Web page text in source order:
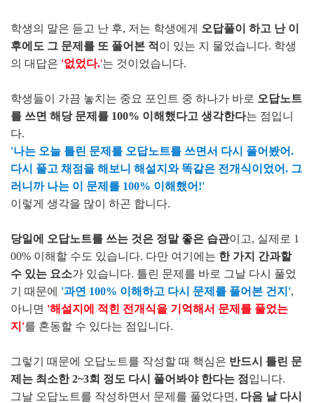
학생의 말은 듣고 난 후, 저는 학생에게
오답풀이 하고 난 이
후에도 그 문제를 또 풀어본 적 이 있는 지 물었습니다. 학생
의 대답은 '없었다.'는 것이었습니다.
학생들이 가끔 놓치는 중요 포인트 중 하나가 바로 오답노트
를 쓰면 해당 문제를 100% 이해했다고 생각한다는 점입니
다.
'나는 오늘 틀린 문제를 오답노트를 쓰면서 다시 풀어봤어.
다시 풀고 채점을 해보니 해설지와 똑같은 전개식이었어. 그
러니까 나는 이 문제를 100% 이해했어!'
이렇게 생각을 많이 하곤 합니다.
당일에 오답노트를 쓰는 것은 정말 좋은 습관이고, 실제로 1
00% 이해할 수도 있습니다. 다만 여기에는 한 가지 간과할
수 있는 요소가 있습니다. 틀린 문제를 바로 그날 다시 풀었
기 때문에 '과연 100% 이해하고 다시 문제를 풀어본 건지',
아니면 '해설지에 적힌 전개식을 기억해서 문제를 풀었는
지'를 혼동할 수 있다는 점입니다.
그렇기 때문에 오답노트를 작성할 때 핵심은 반드시 틀린 문
제는 최소한 2~3회 정도 다시 풀어봐야 한다는 점 입니다.
그날 오답노트를 작성하면서 문제를 풀었다면, 다음 날 다시